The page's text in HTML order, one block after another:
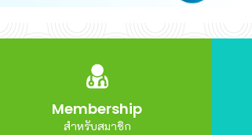
Membership
สำหรับสมาชิก